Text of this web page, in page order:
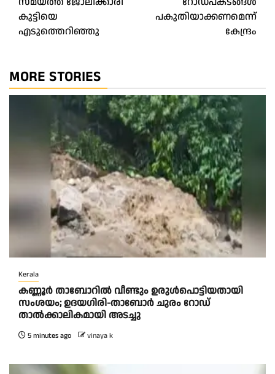
കുട്ടിയെ
എടുത്തെറിഞ്ഞു
പകുതിയാക്കണമെന്ന്
കേന്ദ്രം
MORE STORIES
Kerala
കണ്ണൂർ താബോറിൽ വീണ്ടും ഉരുൾപൊട്ടിയതായി
സംശയം; ഉദയഗിരി-താബോർ ചുരം റോഡ്
താൽക്കാലികമായി അടച്ചു
5 minutes ago vinaya k